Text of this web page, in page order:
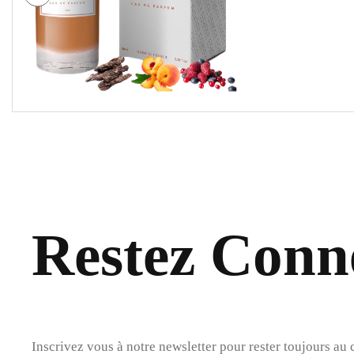
Restez
Inscrivez vous à notre newsletter pour rester toujours au